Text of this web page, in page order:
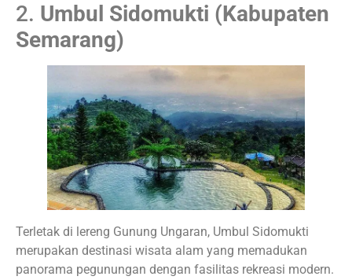
2. Umbul Sidomukti (Kabupaten
Semarang)
Terletak di lereng Gunung Ungaran, Umbul Sidomukti
merupakan destinasi wisata alam yang memadukan
panorama pegunungan dengan fasilitas rekreasi modern.